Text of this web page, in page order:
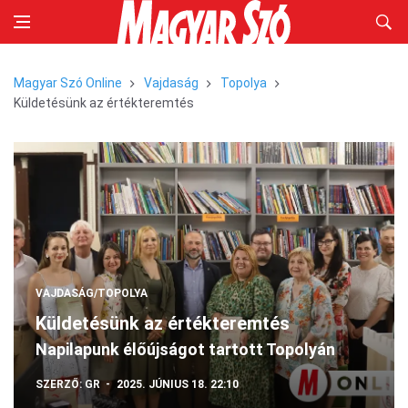
Magyar Szó Online Vajdaság
Topolya
Küldetésünk az értékteremtés
VAJDASÁG/TOPOLYA
Küldetésünk az értékteremtés
Napilapunk élőújságot tartott Topolyán
SZERZŐ:GR 2025. JÚNIUS 18. 22:10